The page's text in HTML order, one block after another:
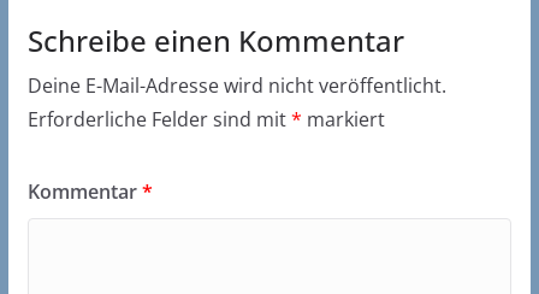
Schreibe einen Kommentar
Deine E-Mail-Adresse wird nicht veröffentlicht.
Erforderliche Felder sind mit* markiert
Kommentar*